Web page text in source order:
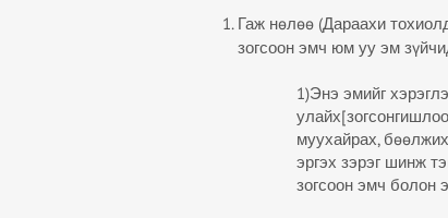
Гаж нөлөө (Дараахи
зогсоон эмч юм уу эм
1)Энэ эмийг
муухайрах,
эргэх зэрэг шинж
зогсоон эмч болон